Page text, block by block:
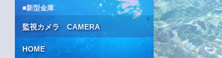
■新型金庫
監視カメラ CAMERA
HOME